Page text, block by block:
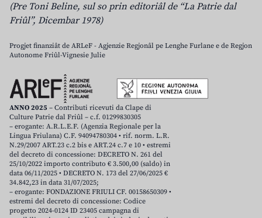
(Pre Toni Beline, sul so prin editoriâl de “La Patrie dal
Friûl”, Dicembar 1978)
Progjet finanziât de ARLeF - Agjenzie Regjonâl pe Lenghe Furlane e de Regjon
Autonome Friûl-Vignesie Julie
ANNO 2025 – Contributi ricevuti da Clape di
Culture Patrie dal Friûl – c.f. 01299830305
– erogante: A.R.L.E.F. (Agenzia Regionale per la
Lingua Friulana) C.F. 94094780304 • rif. norm. L.R.
N.29/2007 ART.23 c.2 bis e ART.24 c.7 e 10 • estremi
del decreto di concessione: DECRETO N. 261 del
25/10/2022 importo contributo € 3.500,00 (saldo) in
data 06/11/2025 • DECRETO N. 173 del 27/06/2025 €
34.842,23 in data 31/07/2025;
– erogante: FONDAZIONE FRIULI CF. 00158650309 •
estremi del decreto di concessione: Codice
progetto 2024-0124 ID 23405 campagna di